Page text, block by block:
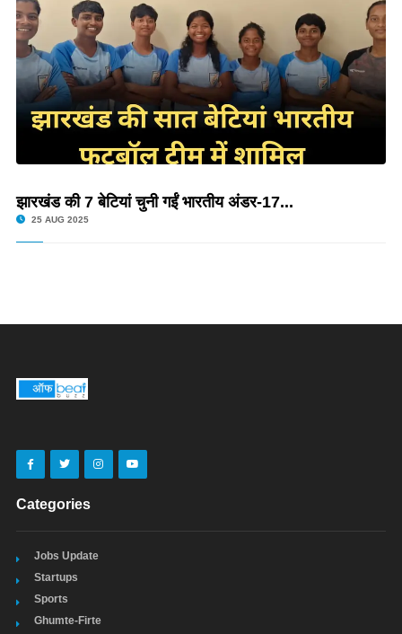
झारखंड की 7 बेटियां चुनी गईं भारतीय अंडर-17...
25 AUG 2025
Categories
Jobs Update
Startups
Sports
Ghumte-Firte